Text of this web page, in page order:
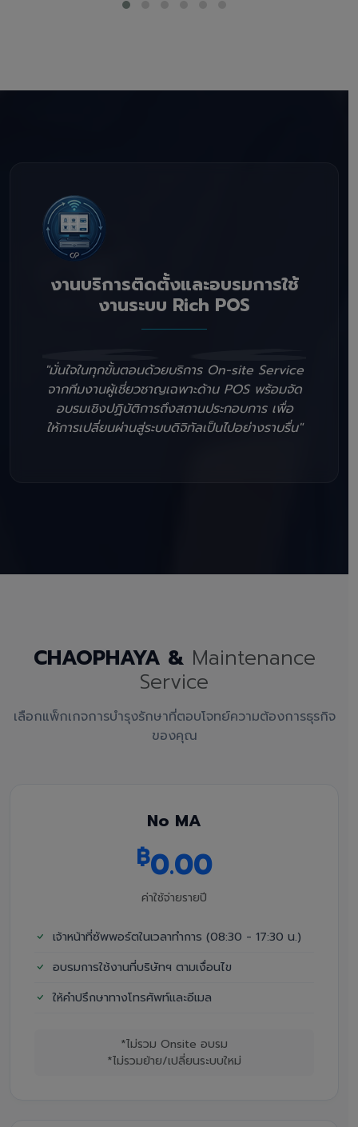
งานบริการติดตั้งและอบรมการใช้
งานระบบ Rich POS
"มั่นใจในทุกขั้นตอนด้วยบริการ On-site Service
จากทีมงานผู้เชี่ยวชาญเฉพาะด้าน POS พร้อมจัด
อบรมเชิงปฏิบัติการถึงสถานประกอบการ เพื่อ
ให้การเปลี่ยนผ่านสู่ระบบดิจิทัลเป็นไปอย่างราบรื่น"
CHAOPHAYA & Maintenance
Service
เลือกแพ็กเกจการบำรุงรักษาที่ตอบโจทย์ความต้องการธุรกิจ
ของคุณ
No MA
฿0.00
ค่าใช้จ่ายรายปี
เจ้าหน้าที่ซัพพอร์ตในเวลาทำการ (08:30 - 17:30 น.)
อบรมการใช้งานที่บริษัทฯ ตามเงื่อนไข
ให้คำปรึกษาทางโทรศัพท์และอีเมล
*ไม่รวม Onsite อบรม
*ไม่รวมย้าย/เปลี่ยนระบบใหม่